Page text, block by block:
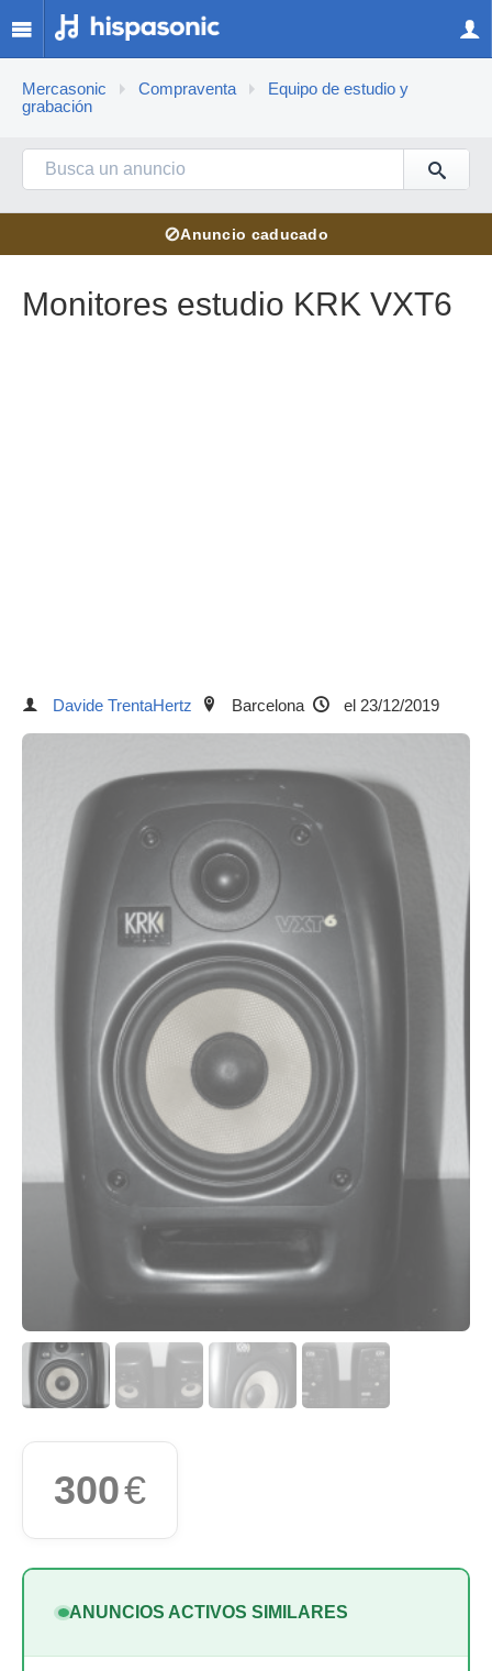
Mercasonic Compraventa
Equipo de estudio y
grabación
⊘Anuncio caducado
Monitores estudio KRK VXT6
Davide TrentaHertz Barcelona el 23/12/2019
300€
ANUNCIOS ACTIVOS SIMILARES